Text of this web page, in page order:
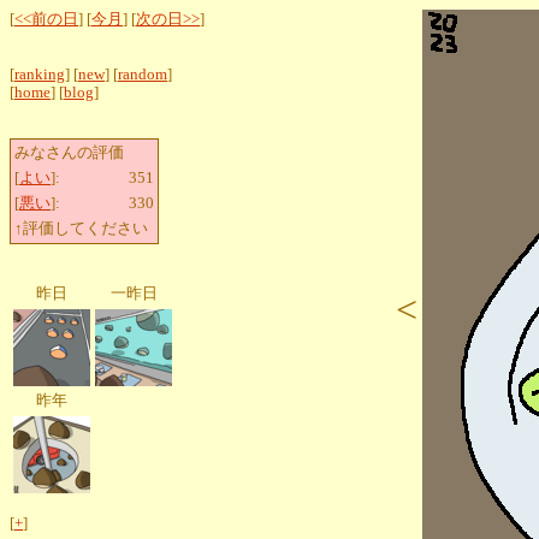
[<<前の日 ] [今月 ] [次の日>>]
[ranking] [new] [random]
[home] [blog]
みなさんの評価
[よい]:
351
[悪い]:
330
↑評価してください
昨日 一昨日
昨年
[+]
<